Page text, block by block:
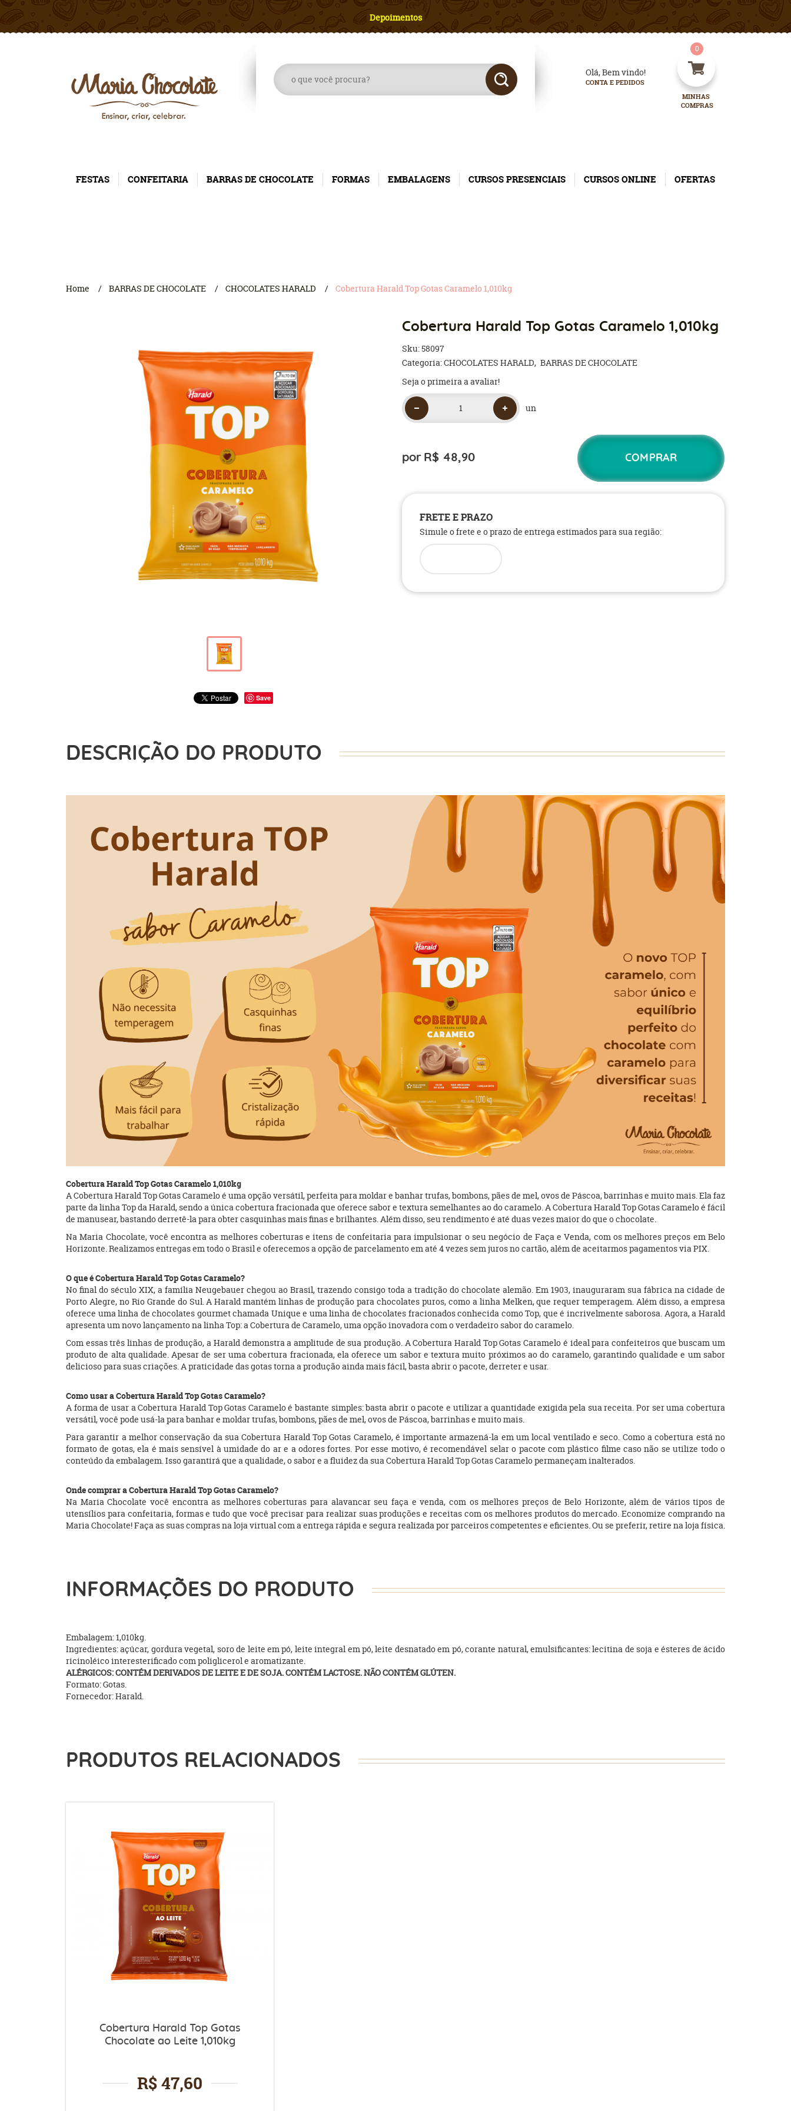
Depoimentos
Olá, Bem vindo!
CONTA E PEDIDOS
MINHAS
COMPRAS
0
FESTAS CONFEITARIA BARRAS DE CHOCOLATE FORMAS EMBALAGENS CURSOS PRESENCIAIS CURSOS ONLINE OFERTAS
Home BARRAS DE CHOCOLATE CHOCOLATES HARALD Cobertura Harald Top Gotas Caramelo 1,010kg
Save
Cobertura Harald Top Gotas Caramelo 1,010kg
Sku:58097
Categoria:CHOCOLATES HARALD BARRAS DE CHOCOLATE
Seja o primeira a avaliar!
un
por R$ 48,90 COMPRAR
FRETE E PRAZO
Simule o frete e o prazo de entrega estimados para sua região:
DESCRIÇÃO DO PRODUTO
Cobertura Harald Top Gotas Caramelo 1,010kg
A Cobertura Harald Top Gotas Caramelo é uma opção versátil, perfeita para moldar e banhar trufas, bombons, pães de mel, ovos de Páscoa, barrinhas e muito mais. Ela faz
parte da linha Top da Harald, sendo a única cobertura fracionada que oferece sabor e textura semelhantes ao do caramelo. A Cobertura Harald Top Gotas Caramelo é fácil
de manusear, bastando derretê-la para obter casquinhas mais finas e brilhantes. Além disso, seu rendimento é até duas vezes maior do que o chocolate.
Na Maria Chocolate, você encontra as melhores coberturas e itens de confeitaria para impulsionar o seu negócio de Faça e Venda, com os melhores preços em Belo
Horizonte. Realizamos entregas em todo o Brasil e oferecemos a opção de parcelamento em até 4 vezes sem juros no cartão, além de aceitarmos pagamentos via PIX.
O que é Cobertura Harald Top Gotas Caramelo?
No final do século XIX, a família Neugebauer chegou ao Brasil, trazendo consigo toda a tradição do chocolate alemão. Em 1903, inauguraram sua fábrica na cidade de
Porto Alegre, no Rio Grande do Sul. A Harald mantém linhas de produção para chocolates puros, como a linha Melken, que requer temperagem. Além disso, a empresa
oferece uma linha de chocolates gourmet chamada Unique e uma linha de chocolates fracionados conhecida como Top, que é incrivelmente saborosa. Agora, a Harald
apresenta um novo lançamento na linha Top: a Cobertura de Caramelo, uma opção inovadora com o verdadeiro sabor do caramelo.
Com essas três linhas de produção, a Harald demonstra a amplitude de sua produção. A Cobertura Harald Top Gotas Caramelo é ideal para confeiteiros que buscam um
produto de alta qualidade. Apesar de ser uma cobertura fracionada, ela oferece um sabor e textura muito próximos ao do caramelo, garantindo qualidade e um sabor
delicioso para suas criações. A praticidade das gotas torna a produção ainda mais fácil, basta abrir o pacote, derreter e usar.
Como usar a Cobertura Harald Top Gotas Caramelo?
A forma de usar a Cobertura Harald Top Gotas Caramelo é bastante simples: basta abrir o pacote e utilizar a quantidade exigida pela sua receita. Por ser uma cobertura
versátil, você pode usá-la para banhar e moldar trufas, bombons, pães de mel, ovos de Páscoa, barrinhas e muito mais.
Para garantir a melhor conservação da sua Cobertura Harald Top Gotas Caramelo, é importante armazená-la em um local ventilado e seco. Como a cobertura está no
formato de gotas, ela é mais sensível à umidade do ar e a odores fortes. Por esse motivo, é recomendável selar o pacote com plástico filme caso não se utilize todo o
conteúdo da embalagem. Isso garantirá que a qualidade, o sabor e a fluidez da sua Cobertura Harald Top Gotas Caramelo permaneçam inalterados.
Onde comprar a Cobertura Harald Top Gotas Caramelo?
Na Maria Chocolate você encontra as melhores coberturas para alavancar seu faça e venda, com os melhores preços de Belo Horizonte, além de vários tipos de
utensílios para confeitaria, formas e tudo que você precisar para realizar suas produções e receitas com os melhores produtos do mercado. Economize comprando na
Maria Chocolate! Faça as suas compras na loja virtual com a entrega rápida e segura realizada por parceiros competentes e eficientes. Ou se preferir, retire na loja física.
INFORMAÇÕES DO PRODUTO
Embalagem: 1,010kg.
Ingredientes: açúcar, gordura vegetal, soro de leite em pó, leite integral em pó, leite desnatado em pó, corante natural, emulsificantes: lecitina de soja e ésteres de ácido
ricinoléico interesterificado com poliglicerol e aromatizante.
ALÉRGICOS: CONTÉM DERIVADOS DE LEITE E DE SOJA. CONTÉM LACTOSE. NÃO CONTÉM GLÚTEN.
Formato: Gotas.
Fornecedor: Harald.
PRODUTOS RELACIONADOS
Cobertura Harald Top Gotas
Chocolate ao Leite 1,010kg
R$ 47,60